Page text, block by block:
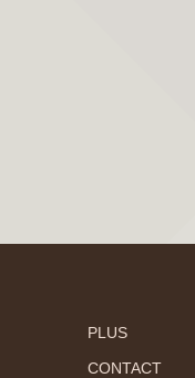
PLUS
CONTACT